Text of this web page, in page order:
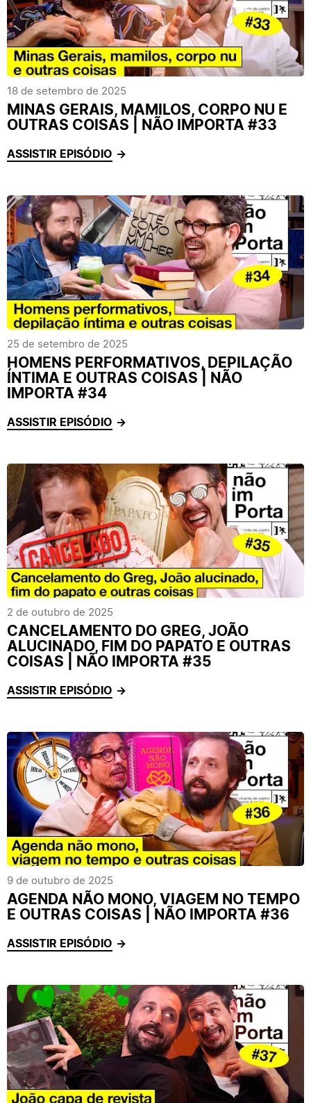
18 de setembro de 2025
MINAS GERAIS, MAMILOS, CORPO NU E
OUTRAS COISAS | NÃO IMPORTA #33
ASSISTIR EPISÓDIO
25 de setembro de 2025
HOMENS PERFORMATIVOS, DEPILAÇÃO
ÍNTIMA E OUTRAS COISAS | NÃO
IMPORTA #34
ASSISTIR EPISÓDIO
2 de outubro de 2025
CANCELAMENTO DO GREG, JOÃO
ALUCINADO, FIM DO PAPATO E OUTRAS
COISAS | NÃO IMPORTA #35
ASSISTIR EPISÓDIO
9 de outubro de 2025
AGENDA NÃO MONO, VIAGEM NO TEMPO
E OUTRAS COISAS | NÃO IMPORTA #36
ASSISTIR EPISÓDIO